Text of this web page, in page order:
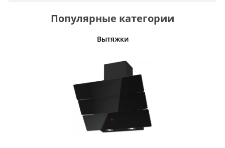
Популярные категории
Вытяжки